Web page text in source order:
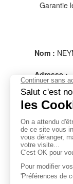
Garantie
Nom :
Adresse :
1 Rue De
Le Dôme
95731
FRANCE
Email :
BESOIN